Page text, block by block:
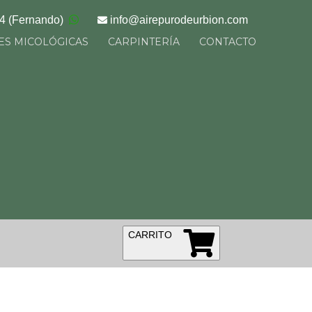
(Fernando) info@airepurodeurbion.com
MICOLÓGICAS CARPINTERÍA CONTACTO
CARRITO